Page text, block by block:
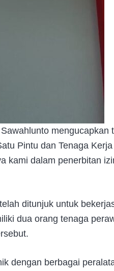
mengucapkan
Pintu dan Tenaga
kami dalam penerbitan
ditunjuk untuk
dua orang tenaga
dengan berbagai